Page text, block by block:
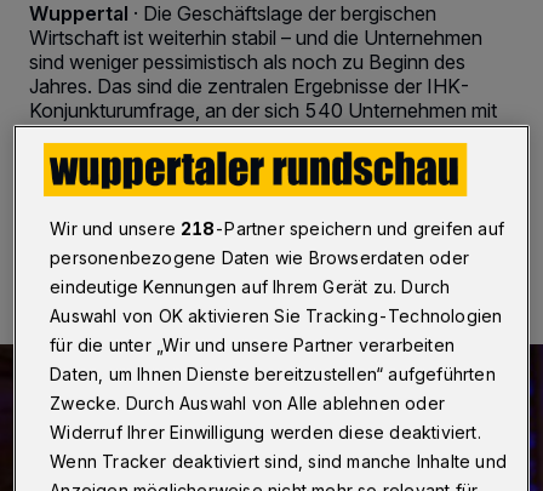
Wuppertal · Die Geschäftslage der bergischen
Wirtschaft ist weiterhin stabil – und die Unternehmen
sind weniger pessimistisch als noch zu Beginn des
Jahres. Das sind die zentralen Ergebnisse der IHK-
Konjunkturumfrage, an der sich 540 Unternehmen mit
27.300 Beschäftigten beteiligt haben.
08.05.2023 , 15:30 Uhr 2 Minuten Lesezeit
Wir und unsere 218-Partner speichern und greifen auf
personenbezogene Daten wie Browserdaten oder
eindeutige Kennungen auf Ihrem Gerät zu. Durch
Auswahl von OK aktivieren Sie Tracking-Technologien
für die unter „Wir und unsere Partner verarbeiten
Daten, um Ihnen Dienste bereitzustellen“ aufgeführten
Zwecke. Durch Auswahl von Alle ablehnen oder
Widerruf Ihrer Einwilligung werden diese deaktiviert.
Wenn Tracker deaktiviert sind, sind manche Inhalte und